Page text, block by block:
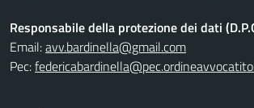
Responsabile della protezione dei dati
Email:avv.bardinella@gmail.com
Pec: